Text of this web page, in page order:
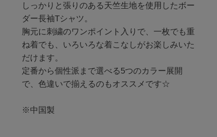
しっかりと張りのある天竺生地を使用したボー
ダー長袖Tシャツ。
胸元に刺繍のワンポイント入りで、一枚でも重
ね着でも、いろいろな着こなしがお楽しみいた
だけます。
定番から個性派まで選べる5つのカラー展開
で、色違いで揃えるのもオススメです☆
※中国製